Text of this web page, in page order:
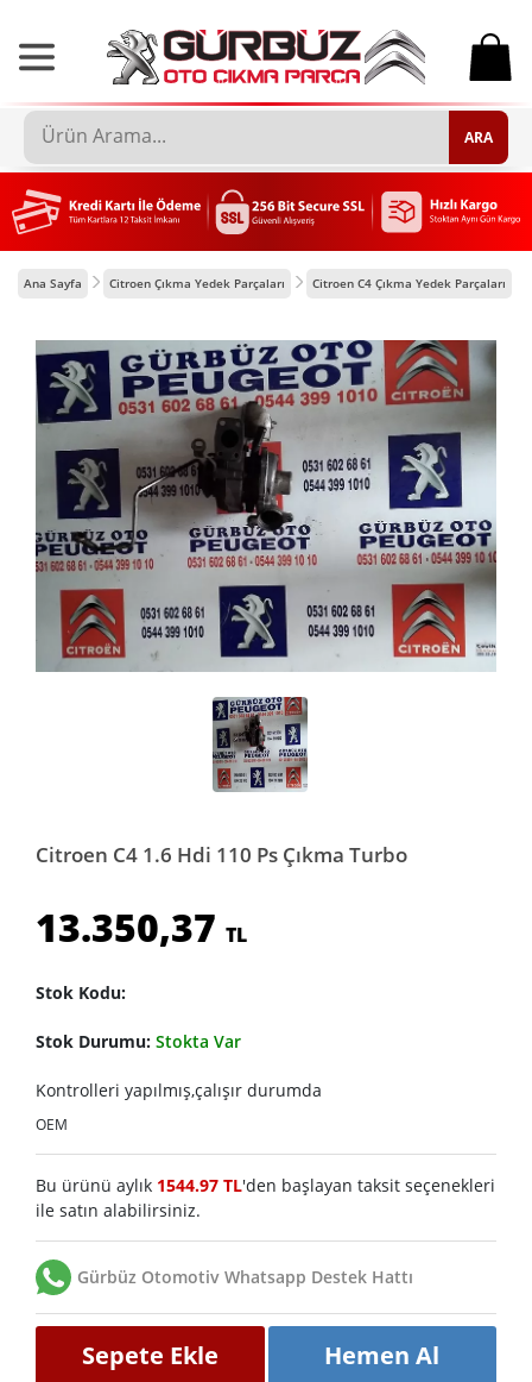
0
ARA
Ana Sayfa Citroen Çıkma Yedek Parçaları Citroen C4 Çıkma Yedek Parçaları
Citroen C4 1.6 Hdi 110 Ps Çıkma Turbo
13.350,37 TL
Stok Kodu:
Stok Durumu: Stokta Var
Kontrolleri yapılmış,çalışır durumda
OEM
Bu ürünü aylık 1544.97 TL'den başlayan taksit seçenekleri
ile satın alabilirsiniz.
Gürbüz Otomotiv Whatsapp Destek Hattı
Sepete Ekle Hemen Al